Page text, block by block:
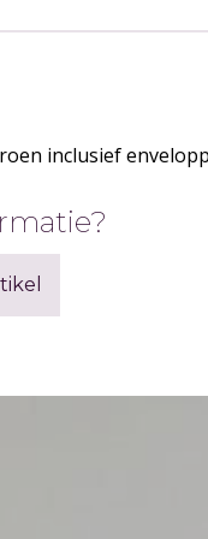
inclusief